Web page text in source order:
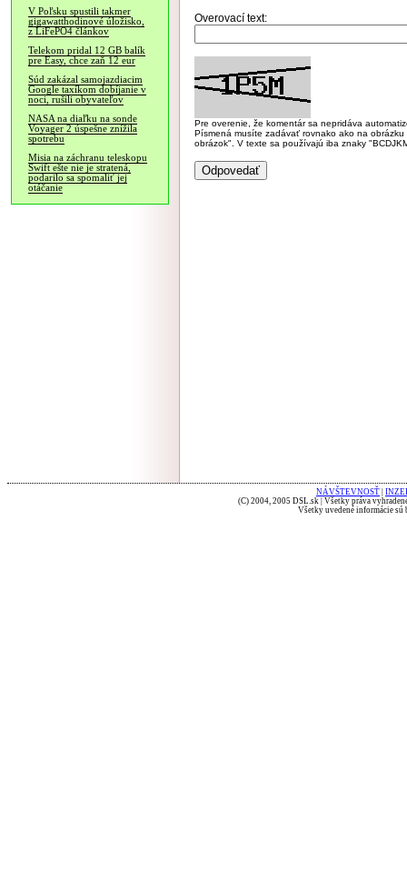
V Poľsku spustili takmer
gigawatthodinové úložisko,
z LiFePO4 článkov
Telekom pridal 12 GB balík
pre Easy, chce zaň 12 eur
Súd zakázal samojazdiacim
Google taxíkom dobíjanie v
noci, rušili obyvateľov
NASA na diaľku na sonde
Voyager 2 úspešne znížila
spotrebu
Misia na záchranu teleskopu
Swift ešte nie je stratená,
podarilo sa spomaliť jej
otáčanie
Overovací text:
Pre overenie, že komentár sa nepridáva
Písmená musíte zadávať rovnako ako na
obrázok". V texte sa používajú iba znaky
NÁVŠTEVNOSŤ
(C) 2004, 2005 DSL.sk | Všetky práva
Všetky uvedené informácie sú